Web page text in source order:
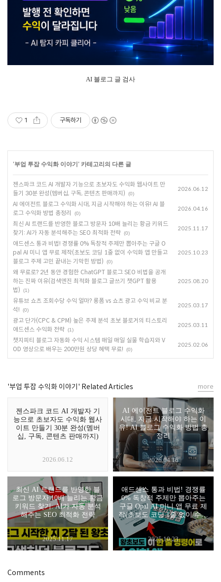
AI 블로그 글 검사
1 구독하기
'부업 투잡 수익화 이야기 ' 카테고리의 다른 글
젠스파크 코드 AI 개발자 기능으로 초보자도 수익화 웹사이트 만
들기 30분 완성(멤버십, 구독, 콘텐츠 판매까지)
(0)
2026.06.12
AI 에이전트 블로그 수익화 시대, 지금 시작해야 하는 이유! AI 블
로그 수익화 방법 총정리
(0)
2026.04.16
최신 AI 트랜드를 반영한 블로그 방문자 10배 늘리는 황금 키워드
찾기: AI가 자동 분석해주는 SEO 최적화 전략 (0)
2025.11.17
애드센스 통과 비법! 경쟁률 0% 독창적 주제만 뽑아주는 구글 O
pal AI 미니 앱 무료 제작(초보도 코딩 1줄 없이 수익화 앱 만들고
블로그 주제 고민 끝내는 기막힌 방법)
(0)
2025.10.23
왜 무료로? 2년 동안 경험한 ChatGPT 블로그 SEO 비법을 공개
하는 진짜 이유(검색엔진 최적화 블로그 글쓰기 챗GPT 활용
법)
(1)
2025.08.20
유튜브 쇼츠 조회수당 수익 얼마? 롱폼 vs 쇼츠 광고 수익 비교 분
석!
(0)
2025.03.17
광고 단가(CPC & CPM) 높은 주제 분석 초보 블로거의 티스토리
애드센스 수익화 전략 (1)
2025.03.11
챗지피티 블로그 자동화 수익 시스템 매일 매일 실물 학습지와 V
OD 영상으로 배우는 200만원 상당 혜택 무료!
(0)
2025.02.06
'부업 투잡 수익화 이야기' Related Articles
젠스파크 코드 AI 개발자 기
능으로 초보자도 수익화 웹사
이트 만들기 30분 완성(멤버
십, 구독, 콘텐츠 판매까지)
2026.06.12
AI 에이전트 블로그 수익화
시대, 지금 시작해야 하는 이
유! AI 블로그 수익화 방법 총
정리
2026.04.16
최신 AI 트랜드를 반영한 블
로그 방문자 10배 늘리는 황금
키워드 찾기: AI가 자동 분석
해주는 SEO 최적화 전략
2025.11.17
애드센스 통과 비법! 경쟁률
0% 독창적 주제만 뽑아주는
구글 Opal AI 미니 앱 무료 제
작(초보도 코딩 1줄 없이 수익
화 앱 만들고 블로그 주제 고
민 끝내는 기막힌 방법)
2025.10.23
more
Comments